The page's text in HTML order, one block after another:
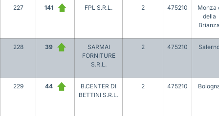
227 141 FPL S.R.L. 2 475210
Monza
della
228 39
SARMAI
FORNITURE
S.R.L.
2 475210
229 44
B.CENTER DI
BETTINI S.R.L.
2 475210